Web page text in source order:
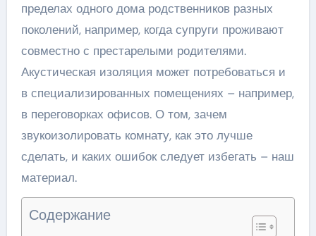
пределах одного дома родственников разных
поколений, например, когда супруги проживают
совместно с престарелыми родителями.
Акустическая изоляция может потребоваться и
в специализированных помещениях – например,
в переговорках офисов. О том, зачем
звукоизолировать комнату, как это лучше
сделать, и каких ошибок следует избегать – наш
материал.
Содержание